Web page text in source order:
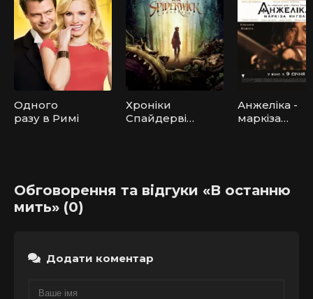
Одного
разу в Римі
Хроніки
Спайдервік
Анжеліка -
маркіза
Обговорення та відгуки «В останню
мить» (0)
Додати коментар